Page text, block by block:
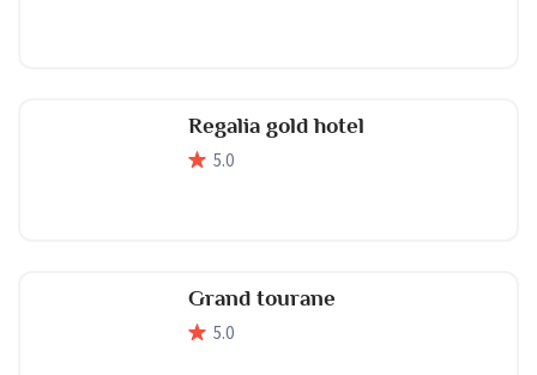
Regalia gold hotel
5.0
Grand tourane
5.0